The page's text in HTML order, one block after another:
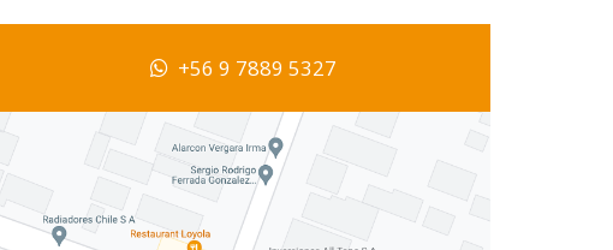
+56 9 7889 5327